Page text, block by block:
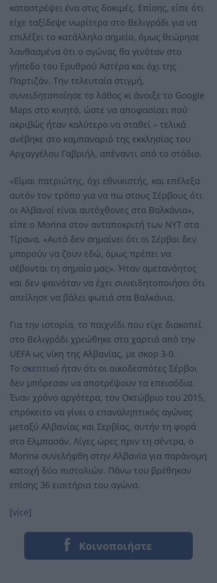
καταστρέψει ένα στις δοκιμές. Επίσης, είπε ότι
είχε ταξίδεψε νωρίτερα στο Βελιγράδι για να
επιλέξει το κατάλληλο σημείο, όμως θεώρησε
λανθασμένα ότι ο αγώνας θα γινόταν στο
γήπεδο του Ερυθρού Αστέρα και όχι της
Παρτιζάν. Την τελευταία στιγμή,
συνειδητοποίησε το λάθος κι άνοιξε το Google
Maps στο κινητό, ώστε να αποφασίσει πού
ακριβώς ήταν καλύτερο να σταθεί – τελικά
ανέβηκε στο καμπαναριό της εκκλησίας του
Αρχαγγέλου Γαβριήλ, απέναντι από το στάδιο.
«Είμαι πατριώτης, όχι εθνικιστής, και επέλεξα
αυτόν τον τρόπο για να πω στους Σέρβους ότι
οι Αλβανοί είναι αυτόχθονες στα Βαλκάνια»,
είπε ο Morina στον ανταποκριτή των NYT στα
Τίρανα. «Αυτό δεν σημαίνει ότι οι Σέρβοι δεν
μπορούν να ζουν εδώ, όμως πρέπει να
σέβονται τη σημαία μας». Ήταν αμετανόητος
και δεν φαινόταν να έχει συνειδητοποιήσει ότι
απείλησε να βάλει φωτιά στα Βαλκάνια.
Για την ιστορία, το παιχνίδι που είχε διακοπεί
στο Βελιγράδι χρεώθηκε στα χαρτιά από την
UEFA ως νίκη της Αλβανίας, με σκορ 3-0.
Το σκεπτικό ήταν ότι οι οικοδεσπότες Σέρβοι
δεν μπόρεσαν να αποτρέψουν τα επεισόδια.
Έναν χρόνο αργότερα, τον Οκτώβριο του 2015,
επρόκειτο να γίνει ο επαναληπτικός αγώνας
μεταξύ Αλβανίας και Σερβίας, αυτήν τη φορά
στο Ελμπασάν. Λίγες ώρες πριν τη σέντρα, ο
Morina συνελήφθη στην Αλβανία για παράνομη
κατοχή δύο πιστολιών. Πάνω του βρέθηκαν
επίσης 36 εισιτήρια του αγώνα.
[vice]